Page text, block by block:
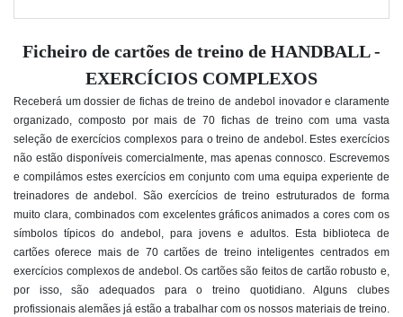
Ficheiro de cartões de treino de HANDBALL -
EXERCÍCIOS COMPLEXOS
Receberá um dossier de fichas de treino de andebol inovador e claramente
organizado, composto por mais de 70 fichas de treino com uma vasta
seleção de exercícios complexos para o treino de andebol. Estes exercícios
não estão disponíveis comercialmente, mas apenas connosco. Escrevemos
e compilámos estes exercícios em conjunto com uma equipa experiente de
treinadores de andebol. São exercícios de treino estruturados de forma
muito clara, combinados com excelentes gráficos animados a cores com os
símbolos típicos do andebol, para jovens e adultos. Esta biblioteca de
cartões oferece mais de 70 cartões de treino inteligentes centrados em
exercícios complexos de andebol. Os cartões são feitos de cartão robusto e,
por isso, são adequados para o treino quotidiano. Alguns clubes
profissionais alemães já estão a trabalhar com os nossos materiais de treino.